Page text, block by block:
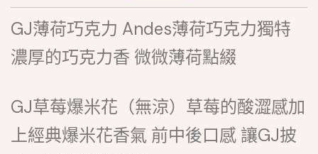
GJ薄荷巧克力 Andes薄荷巧克力獨特
濃厚的巧克力香 微微薄荷點綴
GJ草莓爆米花（無涼）草莓的酸澀感加
上經典爆米花香氣 前中後口感 讓GJ披